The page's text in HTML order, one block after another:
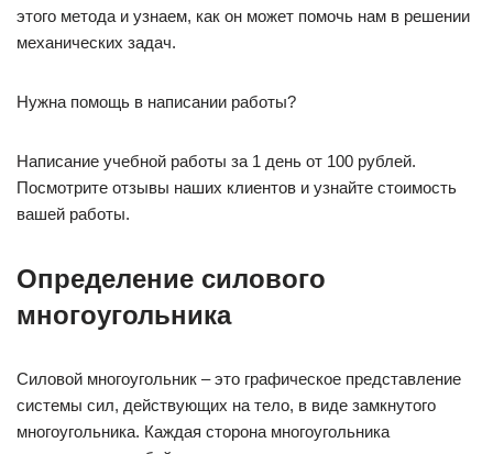
этого метода и узнаем, как он может помочь нам в решении
механических задач.
Нужна помощь в написании работы?
Написание учебной работы за 1 день от 100 рублей.
Посмотрите отзывы наших клиентов и узнайте стоимость
вашей работы.
Определение силового
многоугольника
Силовой многоугольник – это графическое представление
системы сил, действующих на тело, в виде замкнутого
многоугольника. Каждая сторона многоугольника